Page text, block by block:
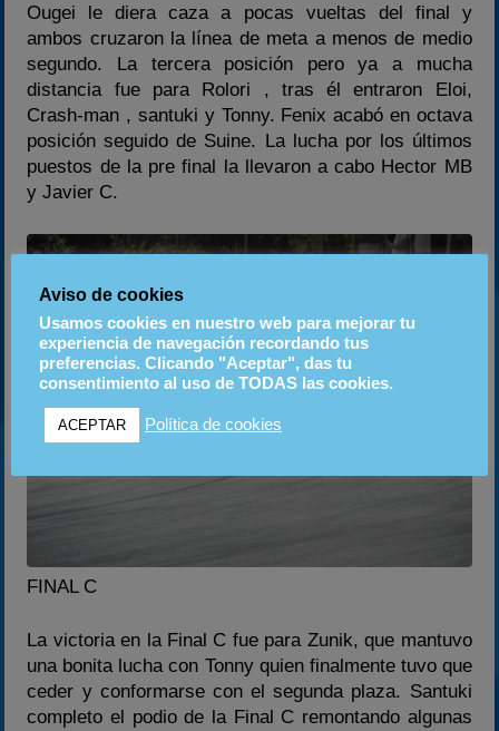
Ougei le diera caza a pocas vueltas del final y
ambos cruzaron la línea de meta a menos de medio
segundo. La tercera posición pero ya a mucha
distancia fue para Rolori , tras él entraron Eloi,
Crash-man , santuki y Tonny. Fenix acabó en octava
posición seguido de Suine. La lucha por los últimos
puestos de la pre final la llevaron a cabo Hector MB
y Javier C.
FINAL C
La victoria en la Final C fue para Zunik, que mantuvo
una bonita lucha con Tonny quien finalmente tuvo que
ceder y conformarse con el segunda plaza. Santuki
completo el podio de la Final C remontando algunas
Aviso de cookies
Usamos cookies en nuestro web para mejorar tu
experiencia de navegación recordando tus
preferencias. Clicando "Aceptar", das tu
consentimiento al uso de TODAS las cookies.
ACEPTAR Política de cookies